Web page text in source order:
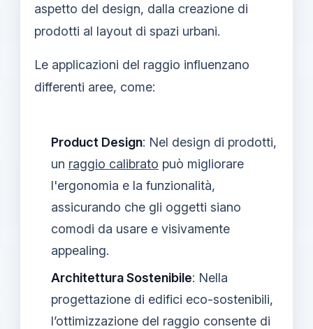
aspetto del design, dalla creazione di
prodotti al layout di spazi urbani.
Le applicazioni del raggio influenzano
differenti aree, come:
Product Design: Nel design di prodotti,
un raggio calibrato può migliorare
l'ergonomia e la funzionalità,
assicurando che gli oggetti siano
comodi da usare e visivamente
appealing.
Architettura Sostenibile: Nella
progettazione di edifici eco-sostenibili,
l’ottimizzazione del raggio consente di